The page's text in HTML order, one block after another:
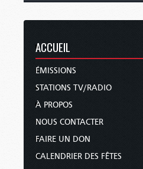
ACCUEIL
ÉMISSIONS
STATIONS TV/RADIO
À PROPOS
NOUS CONTACTER
FAIRE UN DON
CALENDRIER DES FÊTES